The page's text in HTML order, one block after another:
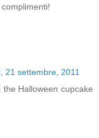
21 settembre, 2011
Halloween cupcake